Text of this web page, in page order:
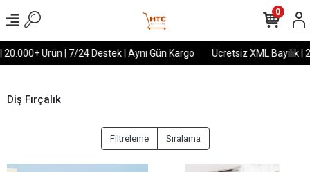
Ürün | 7/24 Destek | Aynı Gün Kargo Ücretsiz XML Bayilik |
0
Diş Fırçalık
Filtreleme Sıralama